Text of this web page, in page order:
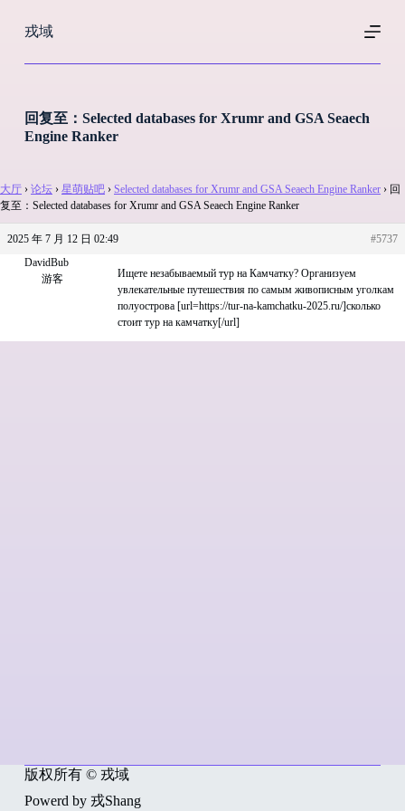
过
戎域
回复至：Selected databases for Xrumr and GSA Seaech
Engine Ranker
大厅 › 论坛 › 星萌贴吧 › Selected databases for Xrumr and GSA Seaech Engine Ranker › 回
复至：Selected databases for Xrumr and GSA Seaech Engine Ranker
2025 年 7 月 12 日 02:49
#5737
DavidBub
游客
Ищете незабываемый тур на Камчатку? Организуем
увлекательные путешествия по самым живописным уголкам
полуострова [url=https://tur-na-kamchatku-2025.ru/]сколько
стоит тур на камчатку[/url]
版权所有 © 戎域
Powerd by 戎Shang